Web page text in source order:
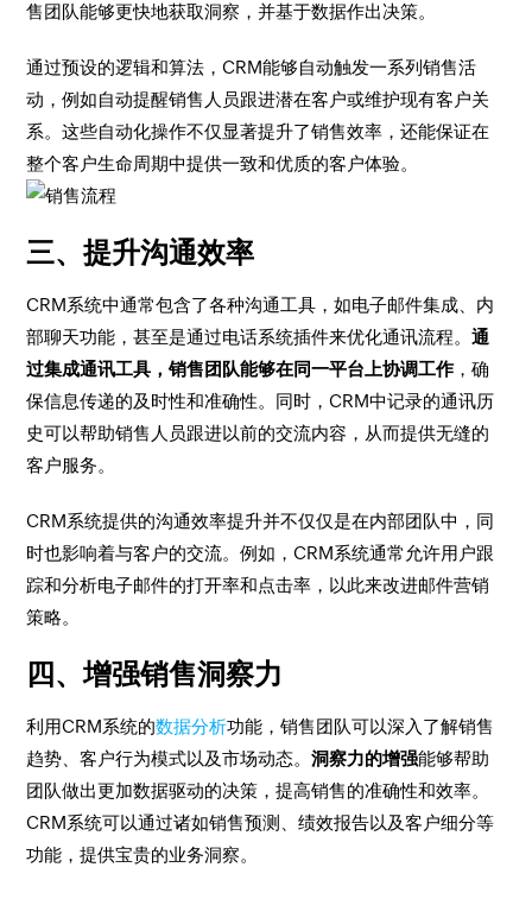
售团队能够更快地获取洞察，并基于数据作出决策。
通过预设的逻辑和算法，CRM能够自动触发一系列销售活
动，例如自动提醒销售人员跟进潜在客户或维护现有客户关
系。这些自动化操作不仅显著提升了销售效率，还能保证在
整个客户生命周期中提供一致和优质的客户体验。
三、提升沟通效率
CRM系统中通常包含了各种沟通工具，如电子邮件集成、内
部聊天功能，甚至是通过电话系统插件来优化通讯流程。通
过集成通讯工具，销售团队能够在同一平台上协调工作 ，确
保信息传递的及时性和准确性。同时，CRM中记录的通讯历
史可以帮助销售人员跟进以前的交流内容，从而提供无缝的
客户服务。
CRM系统提供的沟通效率提升并不仅仅是在内部团队中，同
时也影响着与客户的交流。例如，CRM系统通常允许用户跟
踪和分析电子邮件的打开率和点击率，以此来改进邮件营销
策略。
四、增强销售洞察力
利用CRM系统的数据分析功能，销售团队可以深入了解销售
趋势、客户行为模式以及市场动态。洞察力的增强能够帮助
团队做出更加数据驱动的决策，提高销售的准确性和效率。
CRM系统可以通过诸如销售预测、绩效报告以及客户细分等
功能，提供宝贵的业务洞察。